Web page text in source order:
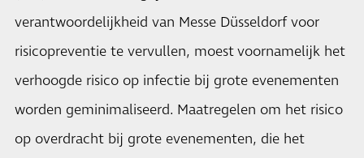
verantwoordelijkheid van Messe Düsseldorf voor
risicopreventie te vervullen, moest voornamelijk het
verhoogde risico op infectie bij grote evenementen
worden geminimaliseerd. Maatregelen om het risico
op overdracht bij grote evenementen, die het